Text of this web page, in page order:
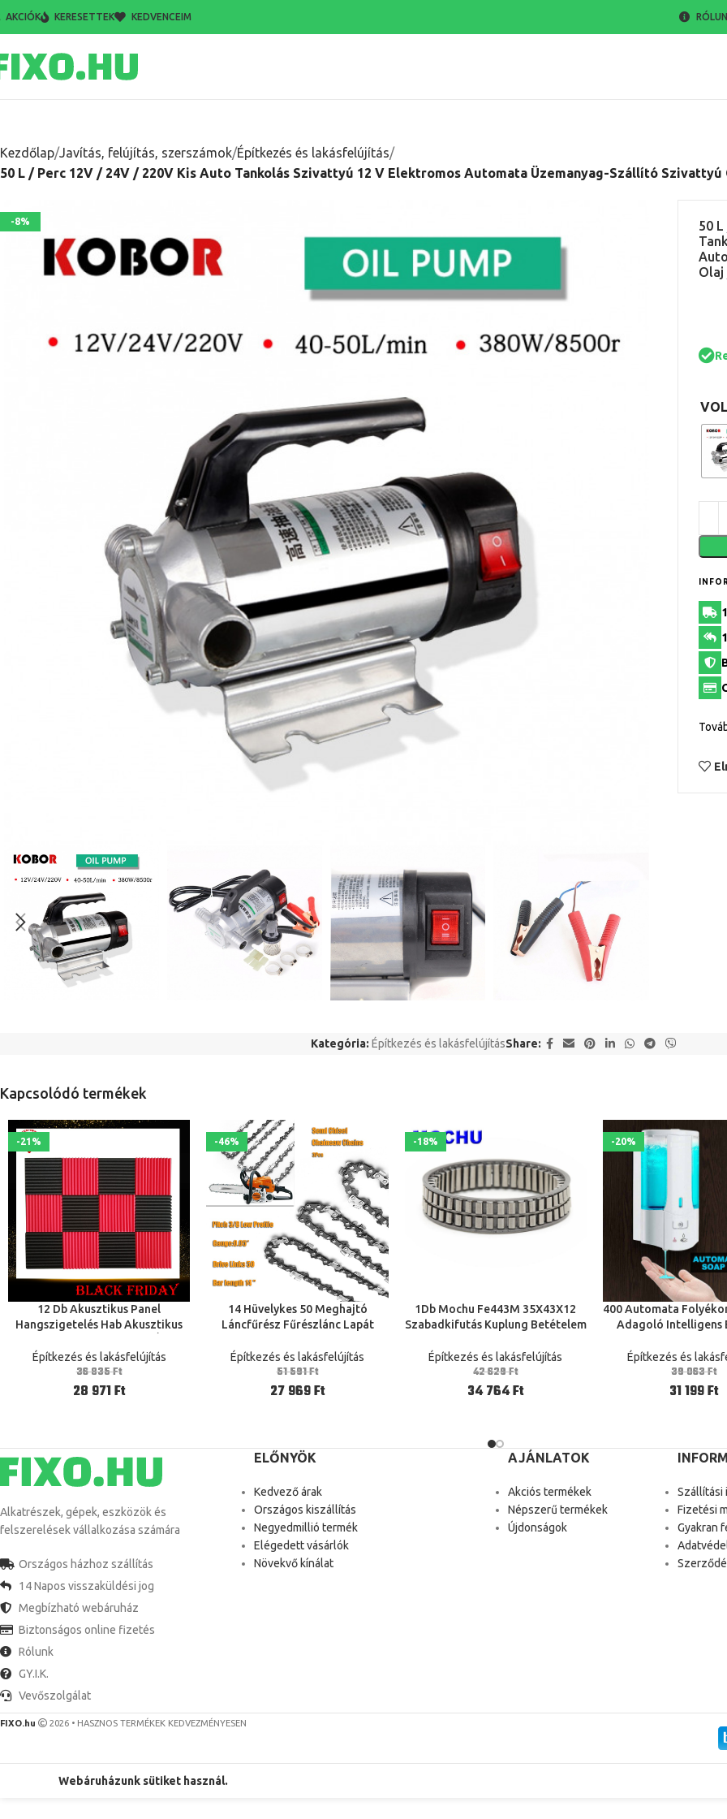
AKCIÓK KERESETTEK KEDVENCEIM
Kezdőlap Javítás, felújítás, szerszámok Építkezés és lakásfelújítás
50 L / Perc 12V / 24V / 220V Kis Auto Tankolás Szivattyú 12 V Elektromos Automata Üzemanyag-Szállító
-8%
50
Olaj
Kategória: Építkezés és lakásfelújításShare:
Kapcsolódó termékek
-21%
KOSÁRBA TESZEM
12 Db Akusztikus Panel
Hangszigetelés Hab Akusztikus
Hüvelyk X 12 Hüvelyk X 12 Hüvelyk
Fekete Piros
Építkezés és lakásfelújítás
36 835Ft
28 971Ft
-46%
KOSÁRBA TESZEM
14 Hüvelykes 50 Meghajtó
Láncfűrész Fűrészlánc Lapát
Modell Sima Maró Láncok
Vágásához
Építkezés és lakásfelújítás
51 591Ft
27 969Ft
-18%
KOSÁRBA TESZEM
1Db Mochu Fe443M 35X43X12
Szabadkifutás Kuplung Betételem
One Direction Szabadkifutás
Bearing
Építkezés és lakásfelújítás
42 629Ft
34 764Ft
-20%
KOSÁRBA TESZEM
400 Automata
Adagoló Intelligens
Sanitizer
Fürdőszoba
Építkezés és
39 063Ft
31 199Ft
Alkatrészek, gépek, eszközök és
felszerelések vállalkozása számára
Országos házhoz szállítás
14 Napos visszaküldési jog
Megbízható webáruház
Biztonságos online fizetés
Rólunk
GY.I.K.
Vevőszolgálat
ELŐNYÖK
Kedvező árak
Országos kiszállítás
Negyedmillió termék
Elégedett vásárlók
Növekvő kínálat
AJÁNLATOK
Akciós termékek
Népszerű termékek
Újdonságok
Szállítási
Fizetési
Gyakran
FIXO.hu 2026 • HASZNOS TERMÉKEK KEDVEZMÉNYESEN
Webáruházunk sütiket használ.